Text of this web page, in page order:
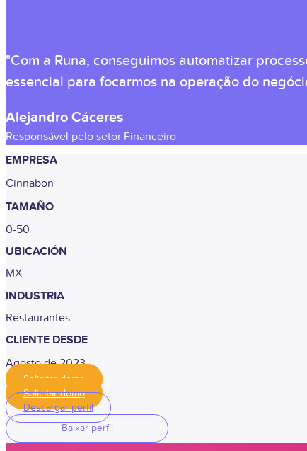
"Com a Runa, conseguimos automatizar
essencial para focarmos na operação do
Alejandro Cáceres
Responsável pelo setor Financeiro
EMPRESA
Cinnabon
TAMAÑO
0-50
UBICACIÓN
MX
INDUSTRIA
Restaurantes
CLIENTE DESDE
Agosto de 2023
Solicitar demo
Solicitar demo
Descargar perfil
Baixar perfil